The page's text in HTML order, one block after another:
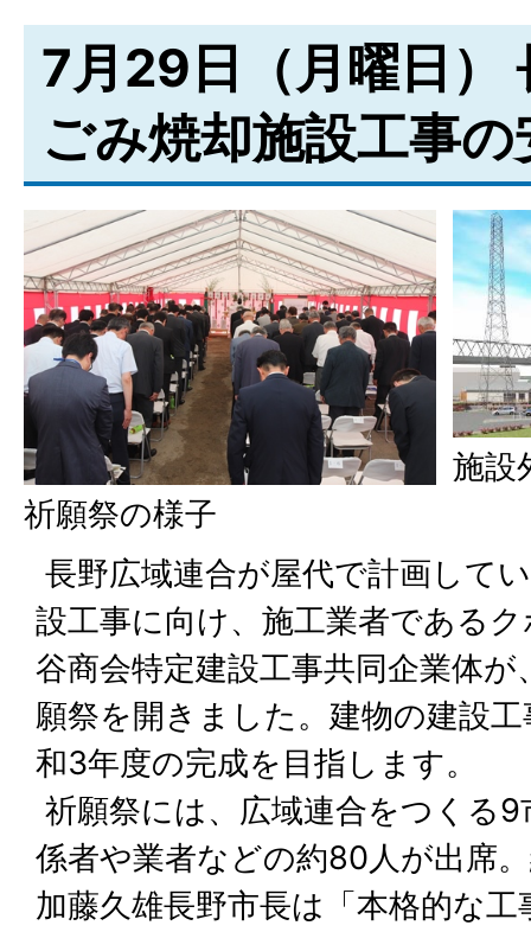
7月29日（月曜日）
ごみ焼却施設工事
祈願祭の様子
施設
長野広域連合が屋代で計画して
設工事に向け、施工業者である
谷商会特定建設工事共同企業体
願祭を開きました。建物の建設
和3年度の完成を目指します。
祈願祭には、広域連合をつくる
係者や業者などの約80人が出席
加藤久雄長野市長は「本格的な